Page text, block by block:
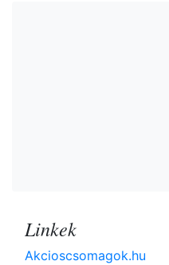
Linkek
Akcioscsomagok.hu